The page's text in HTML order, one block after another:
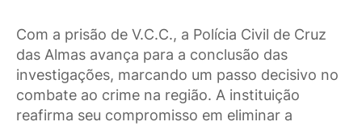
Com a prisão de V.C.C., a Polícia Civil de Cruz
das Almas avança para a conclusão das
investigações, marcando um passo decisivo no
combate ao crime na região. A instituição
reafirma seu compromisso em eliminar a